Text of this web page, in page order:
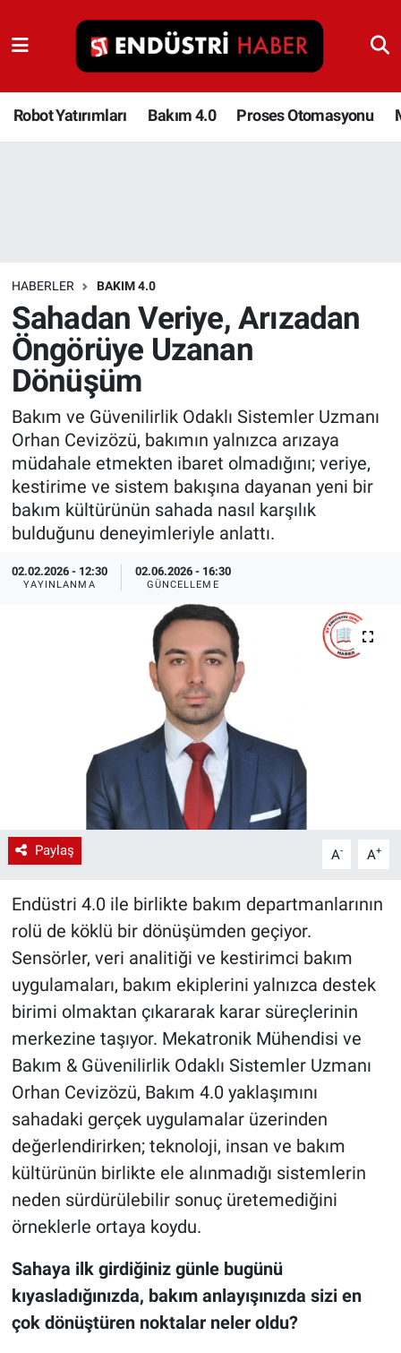
Robot Yatırımları Bakım 4.0 Proses Otomasyonu
HABERLER BAKIM 4.0
Sahadan Veriye, Arızadan
Öngörüye Uzanan
Dönüşüm
Bakım ve Güvenilirlik Odaklı Sistemler Uzmanı
Orhan Cevizözü, bakımın yalnızca arızaya
müdahale etmekten ibaret olmadığını; veriye,
kestirime ve sistem bakışına dayanan yeni bir
bakım kültürünün sahada nasıl karşılık
bulduğunu deneyimleriyle anlattı.
02.02.2026 - 12:30
YAYINLANMA
02.06.2026 - 16:30
GÜNCELLEME
Paylaş A- A+
Endüstri 4.0 ile birlikte bakım departmanlarının
rolü de köklü bir dönüşümden geçiyor.
Sensörler, veri analitiği ve kestirimci bakım
uygulamaları, bakım ekiplerini yalnızca destek
birimi olmaktan çıkararak karar süreçlerinin
merkezine taşıyor. Mekatronik Mühendisi ve
Bakım & Güvenilirlik Odaklı Sistemler Uzmanı
Orhan Cevizözü, Bakım 4.0 yaklaşımını
sahadaki gerçek uygulamalar üzerinden
değerlendirirken; teknoloji, insan ve bakım
kültürünün birlikte ele alınmadığı sistemlerin
neden sürdürülebilir sonuç üretemediğini
örneklerle ortaya koydu.
Sahaya ilk girdiğiniz günle bugünü
kıyasladığınızda, bakım anlayışınızda sizi en
çok dönüştüren noktalar neler oldu?
Robot Yatırımları
Bakım 4.0
İnşaat ve Malzeme
HaberOrtak
EndüstriST
Enerjisini Üreten Fabrikalar
Endüstri 4.0 Uygulamaları
Ağır Sanayi Çözümleri